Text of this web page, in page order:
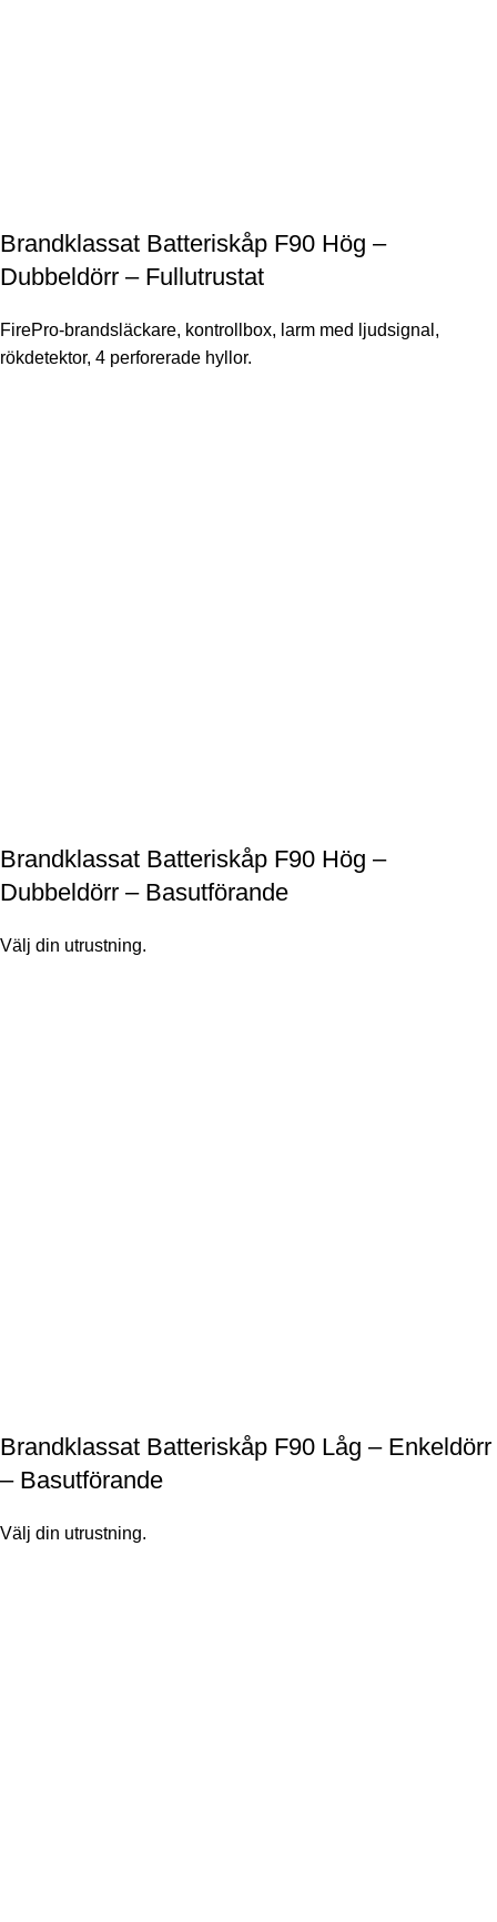
Brandklassat Batteriskåp F90 Hög –
Dubbeldörr – Fullutrustat
FirePro-brandsläckare, kontrollbox, larm med ljudsignal,
rökdetektor, 4 perforerade hyllor.
Brandklassat Batteriskåp F90 Hög –
Dubbeldörr – Basutförande
Välj din utrustning.
Brandklassat Batteriskåp F90 Låg – Enkeldörr
– Basutförande
Välj din utrustning.